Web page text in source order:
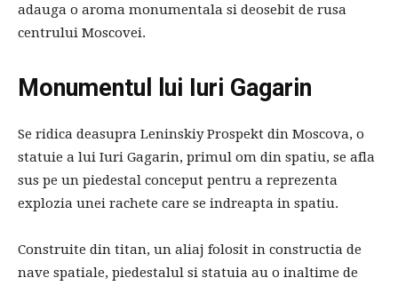
adauga o aroma monumentala si deosebit de rusa
centrului Moscovei.
Monumentul lui Iuri Gagarin
Se ridica deasupra Leninskiy Prospekt din Moscova, o
statuie a lui Iuri Gagarin, primul om din spatiu, se afla
sus pe un piedestal conceput pentru a reprezenta
explozia unei rachete care se indreapta in spatiu.
Construite din titan, un aliaj folosit in constructia de
nave spatiale, piedestalul si statuia au o inaltime de